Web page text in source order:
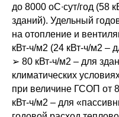
до 8000 оС∙сут/год (58
зданий). Удельный
на отопление и
кВт-ч/м2 (24 кВт-ч/м2 –
➢ 80 кВт-ч/м2 – для
климатических
при величине ГСОП от
кВт-ч/м2 – для